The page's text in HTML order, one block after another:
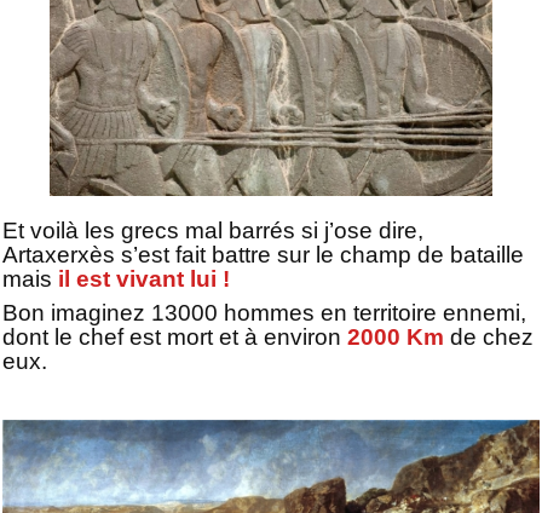
Et voilà les grecs mal barrés si j’ose dire,
Artaxerxès s’est fait battre sur le champ de bataille
mais il est vivant lui !
Bon imaginez 13000 hommes en territoire ennemi,
dont le chef est mort et à environ 2000 Km de chez
eux.